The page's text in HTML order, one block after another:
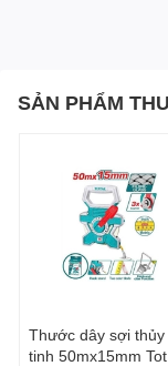
SẢN PHẨM
Thước dây sợi thủy
tinh 50mx15mm